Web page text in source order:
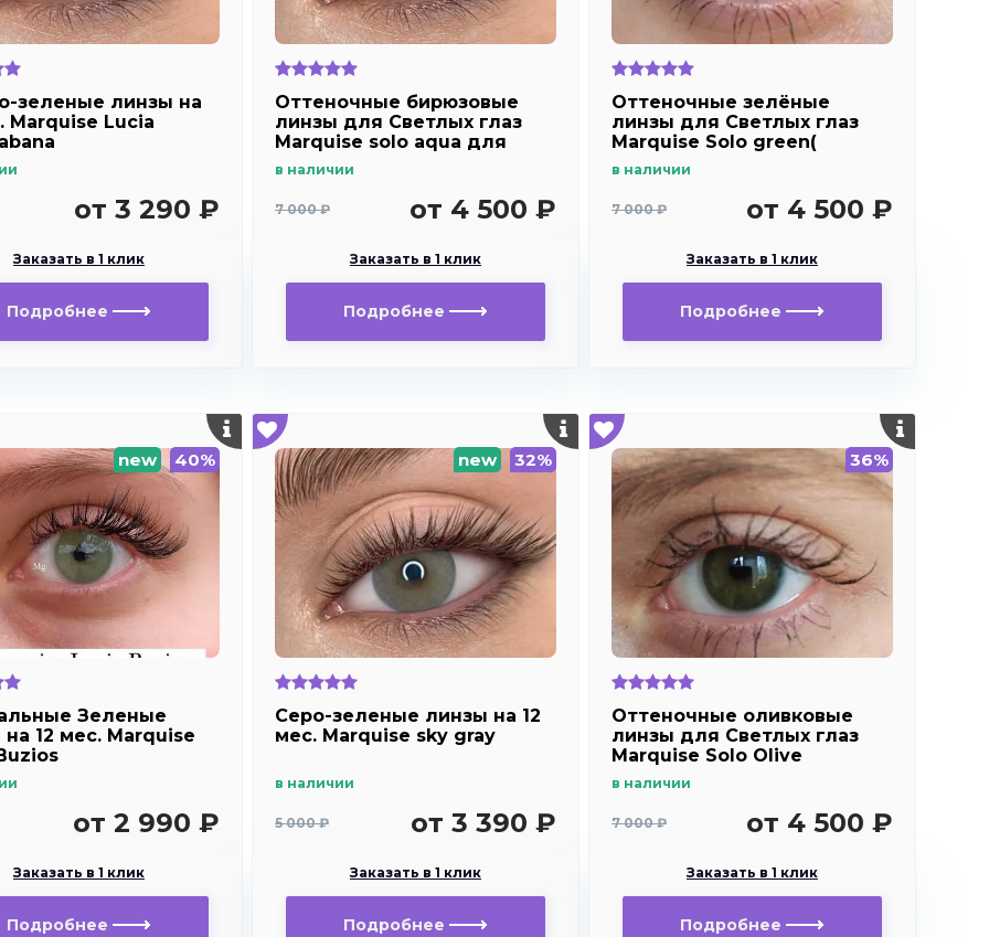
зеленые линзы на
Marquise Lucia
от 3 290 ₽
Заказать в 1 клик
Подробнее
Оттеночные бирюзовые
линзы для Светлых глаз
Marquise solo aqua для
близорукости
в наличии
7 000 ₽ от 4 500 ₽
Заказать в 1 клик
Подробнее
Оттеночные зелёные
линзы для Светлых глаз
Marquise Solo green(
диоптрии
в наличии
7 000 ₽ от 4 500 ₽
Заказать в 1 клик
Подробнее
new 40%
Зеленые
12 мес. Marquise
от 2 990 ₽
Заказать в 1 клик
Подробнее
new 32%
Серо-зеленые линзы на 12
мес. Marquise sky gray
в наличии
5 000 ₽ от 3 390 ₽
Заказать в 1 клик
Подробнее
36%
Оттеночные оливковые
линзы для Светлых глаз
Marquise Solo Olive
в наличии
7 000 ₽ от 4 500 ₽
Заказать в 1 клик
Подробнее